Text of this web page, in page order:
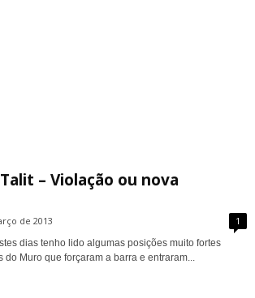
– Violação ou nova
de 2013 1
dias tenho lido algumas posições muito fortes
Muro que forçaram a barra e entraram...